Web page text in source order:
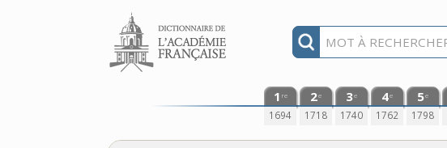
Aller au contenu
1 re
1694
2e
1718
3e
1740
4e
1762
5e
1798